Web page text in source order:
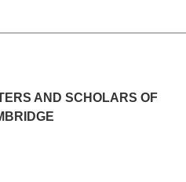
AND SCHOLARS OF